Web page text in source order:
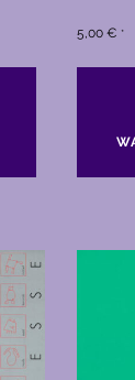
5,00 € *